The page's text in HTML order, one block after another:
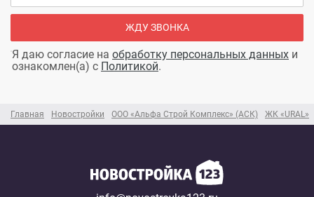
Главная Новостройки ООО «Альфа Строй Комплекс» (АСК) ЖК «URAL»
ЖДУ ЗВОНКА
Я даю согласие на обработку персональных данных и
ознакомлен(а) с Политикой.